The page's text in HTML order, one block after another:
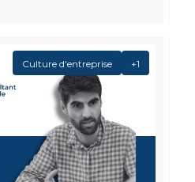
Culture d'entreprise +1